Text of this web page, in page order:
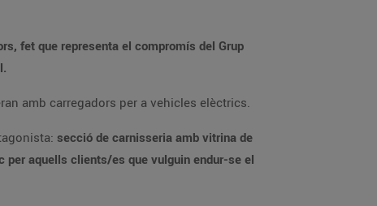
fet que representa el compromís del Grup
amb carregadors per a vehicles elèctrics.
secció de carnisseria amb vitrina de
per aquells clients/es que vulguin endur-se el